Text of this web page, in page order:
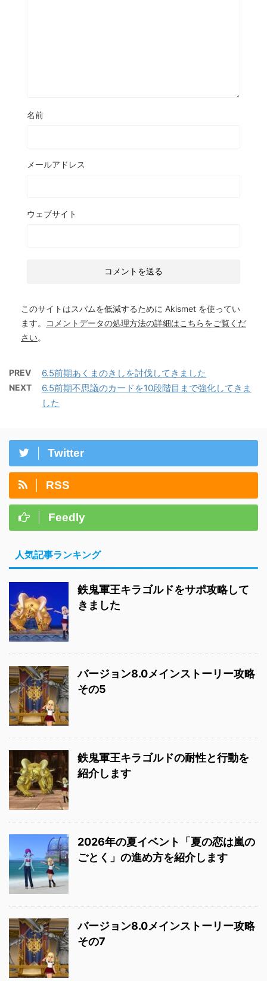
名前
メールアドレス
ウェブサイト
このサイトはスパムを低減するために Akismet を使ってい
ます。
コメントデータの処理方法の詳細はこちらをご覧くだ
さい。
PREV 6.5前期あくまのきしを討伐してきました
NEXT
6.5前期不思議のカードを10段階目まで強化してきま
した
Twitter
RSS
Feedly
人気記事ランキング
鉄鬼軍王キラゴルドをサポ攻略して
きました
バージョン8.0メインストーリー攻略
その5
鉄鬼軍王キラゴルドの耐性と行動を
紹介します
2026年の夏イベント「夏の恋は嵐の
ごとく」の進め方を紹介します
バージョン8.0メインストーリー攻略
その7